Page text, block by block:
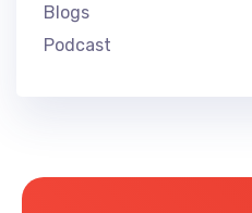
Blogs
Podcast